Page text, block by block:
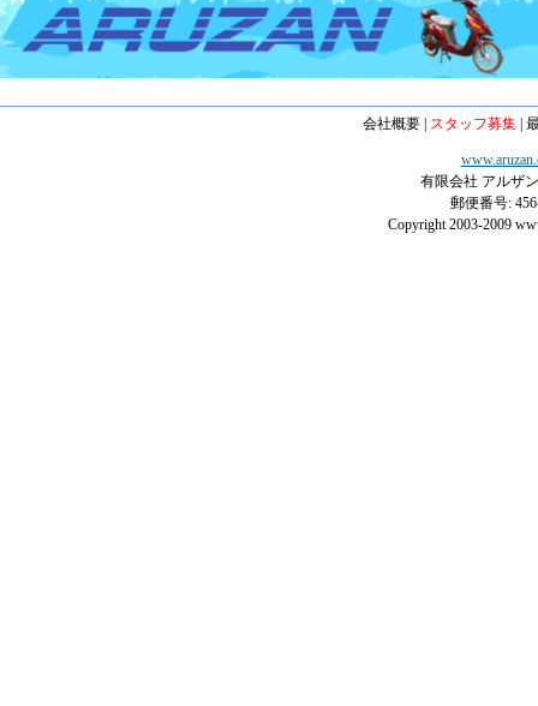
会社概要| スタッフ募集|
有限会社 アルザ
郵便番号:
Copyright 2003-2009